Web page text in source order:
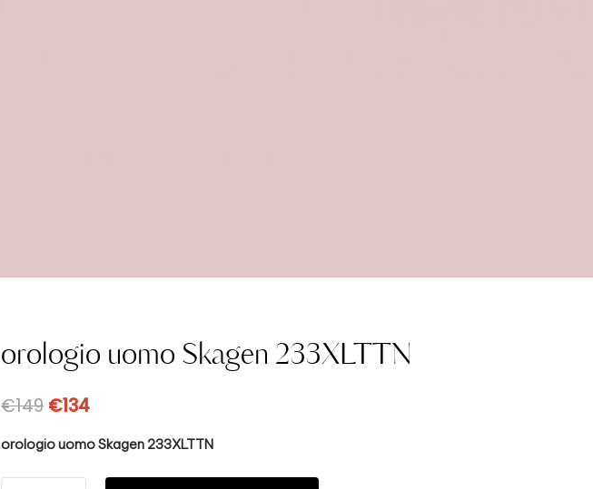
orologio uomo Skagen 233XLTTN
€149 €134
orologio uomo Skagen 233XLTTN